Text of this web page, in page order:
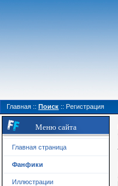
Главная :: Поиск :: Регистрация
Меню сайта
Главная страница
Фанфики
Иллюстрации